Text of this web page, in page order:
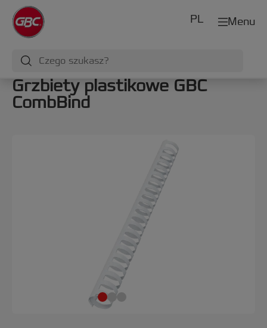
Menu
PL
Grzbiety plastikowe GBC
CombBind